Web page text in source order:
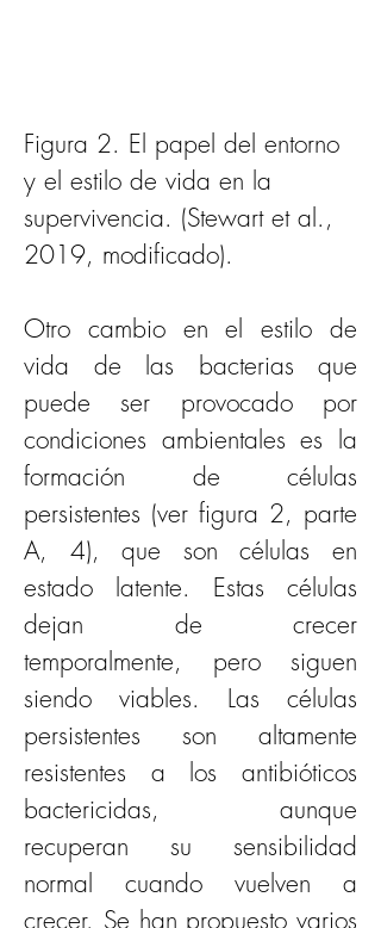
Figura 2. El papel del entorno
y el estilo de vida en la
supervivencia. (Stewart et al.,
2019, modificado).
Otro cambio en el estilo de
vida de las bacterias que
puede ser provocado por
condiciones ambientales es la
formación de células
persistentes (ver figura 2, parte
A, 4), que son células en
estado latente. Estas células
dejan de crecer
temporalmente, pero siguen
siendo viables. Las células
persistentes son altamente
resistentes a los antibióticos
bactericidas, aunque
recuperan su sensibilidad
normal cuando vuelven a
crecer. Se han propuesto varios